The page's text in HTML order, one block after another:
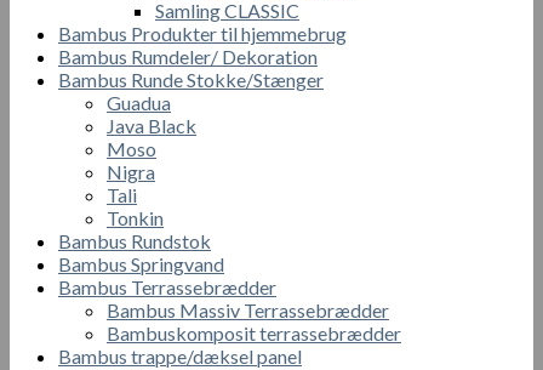
Samling CLASSIC
Bambus Produkter til hjemmebrug
Bambus Rumdeler/ Dekoration
Bambus Runde Stokke/Stænger
Guadua
Java Black
Moso
Nigra
Tali
Tonkin
Bambus Rundstok
Bambus Springvand
Bambus Terrassebrædder
Bambus Massiv Terrassebrædder
Bambuskomposit terrassebrædder
Bambus trappe/dæksel panel